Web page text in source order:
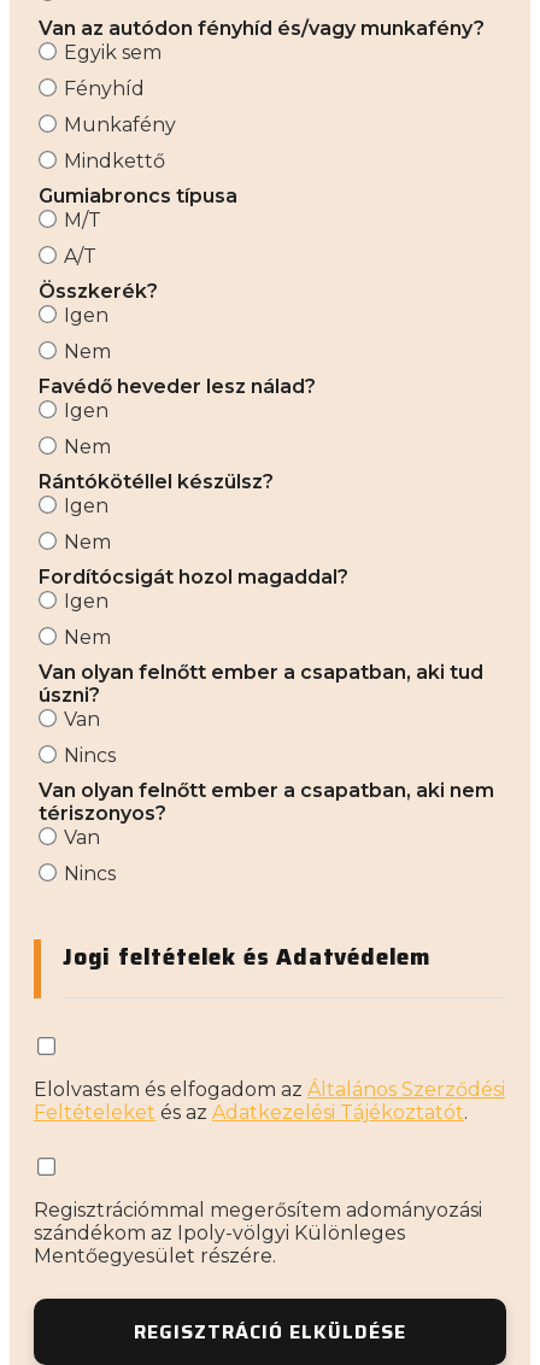
Van az autódon fényhíd és/vagy munkafény?
Egyik sem
Fényhíd
Munkafény
Mindkettő
Gumiabroncs típusa
M/T
A/T
Összkerék?
Igen
Nem
Favédő heveder lesz nálad?
Igen
Nem
Rántókötéllel készülsz?
Igen
Nem
Fordítócsigát hozol magaddal?
Igen
Nem
Van olyan felnőtt ember a csapatban, aki tud
úszni?
Van
Nincs
Van olyan felnőtt ember a csapatban, aki nem
tériszonyos?
Van
Nincs
Jogi feltételek és Adatvédelem
Elolvastam és elfogadom az Általános Szerződési
Feltételeket és az Adatkezelési Tájékoztatót.
Regisztrációmmal megerősítem adományozási
szándékom az Ipoly-völgyi Különleges
Mentőegyesület részére.
REGISZTRÁCIÓ ELKÜLDÉSE